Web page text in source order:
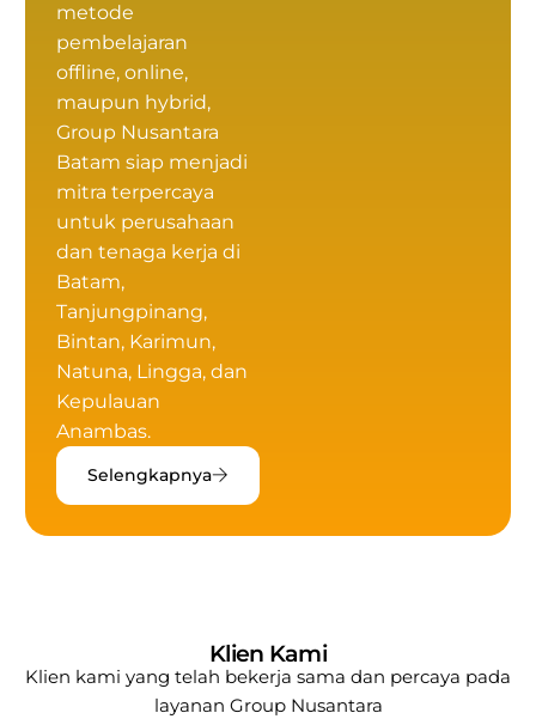
metode
pembelajaran
offline, online,
maupun hybrid,
Group Nusantara
Batam siap menjadi
mitra terpercaya
untuk perusahaan
dan tenaga kerja di
Batam,
Tanjungpinang,
Bintan, Karimun,
Natuna, Lingga, dan
Kepulauan
Anambas.
Selengkapnya
Klien Kami
Klien kami yang telah bekerja sama dan percaya pada
layanan Group Nusantara